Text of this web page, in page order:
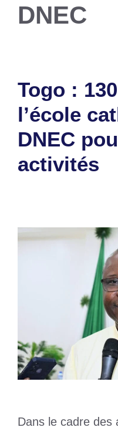
DNEC
Togo :
l’école
DNEC
activités
Dans le cadre des